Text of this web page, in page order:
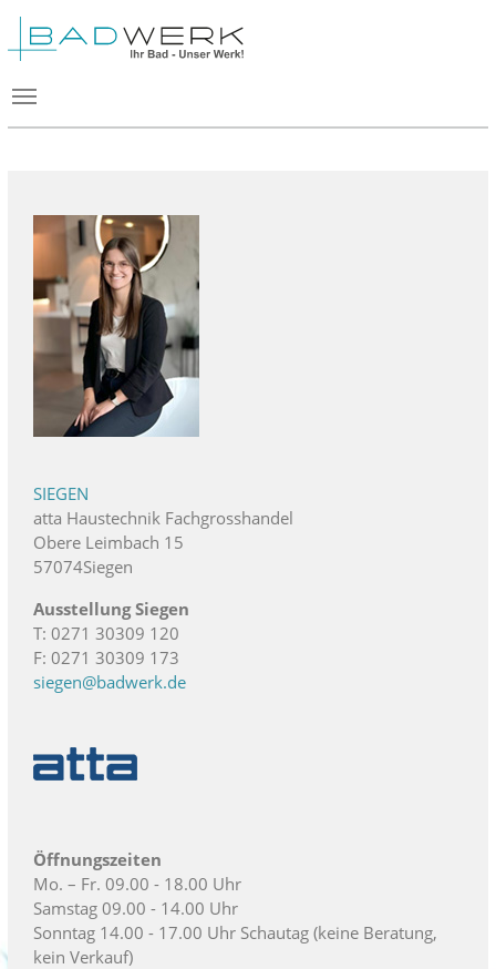
SIEGEN
atta Haustechnik Fachgrosshandel
Obere Leimbach 15
57074Siegen
Ausstellung Siegen
T: 0271 30309 120
F: 0271 30309 173
siegen@badwerk.de
Öffnungszeiten
Mo. – Fr. 09.00 - 18.00 Uhr
Samstag 09.00 - 14.00 Uhr
Sonntag 14.00 - 17.00 Uhr Schautag (keine Beratung,
kein Verkauf)